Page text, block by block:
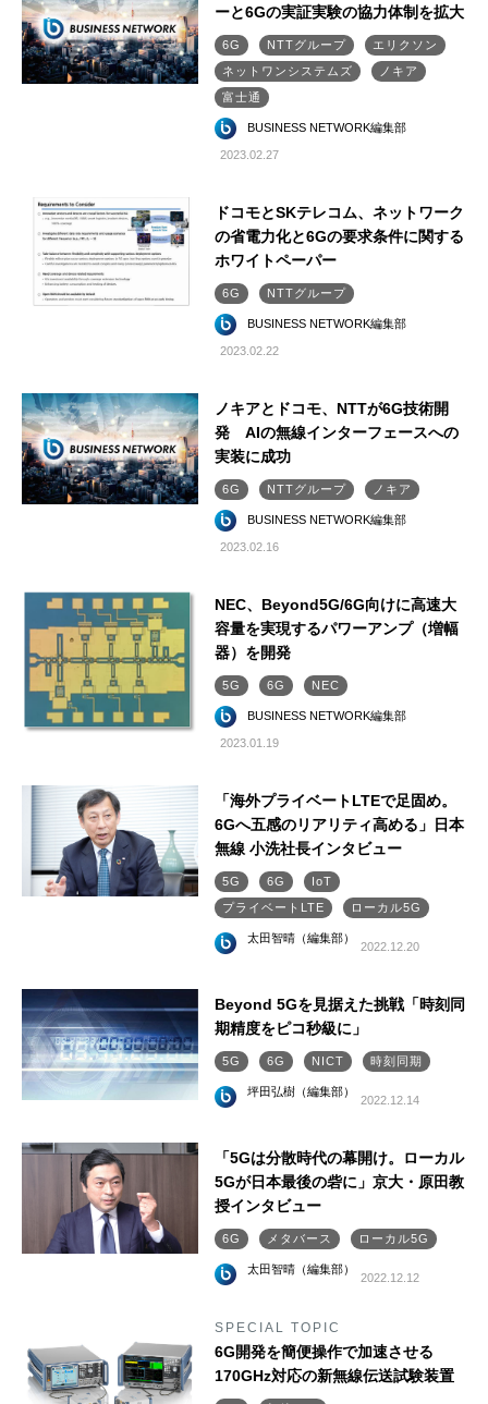
ーと6Gの実証実験の協力体制を拡大
6G NTTグループ
エリクソン
ネットワンシステムズ
ノキア
富士通
BUSINESS NETWORK編集部
2023.02.27
ドコモとSKテレコム、ネットワーク
の省電力化と6Gの要求条件に関する
ホワイトペーパー
6G NTTグループ
BUSINESS NETWORK編集部
2023.02.22
ノキアとドコモ、NTTが6G技術開
発 AIの無線インターフェースへの
実装に成功
6G NTTグループ ノキア
BUSINESS NETWORK編集部
2023.02.16
NEC、Beyond5G/6G向けに高速大
容量を実現するパワーアンプ（増幅
器）を開発
5G 6G NEC
BUSINESS NETWORK編集部
2023.01.19
「海外プライベートLTEで足固め。
6Gへ五感のリアリティ高める」日本
無線 小洗社長インタビュー
5G 6G
IoT
プライベートLTE
ローカル5G
太田智晴（編集部）
2022.12.20
Beyond 5Gを見据えた挑戦「時刻同
期精度をピコ秒級に」
5G 6G NICT 時刻同期
坪田弘樹（編集部）
2022.12.14
「5Gは分散時代の幕開け。ローカル
5Gが日本最後の砦に」京大・原田教
授インタビュー
6G メタバース ローカル5G
太田智晴（編集部）
2022.12.12
SPECIAL TOPIC
6G開発を簡便操作で加速させる
170GHz対応の新無線伝送試験装置